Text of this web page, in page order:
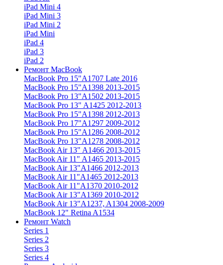
iPad Mini 4
iPad Mini 3
iPad Mini 2
iPad Mini
iPad 4
iPad 3
iPad 2
Ремонт MacBook
MacBook Pro 15"A1707 Late 2016
MacBook Pro 15"A1398 2013-2015
MacBook Pro 13"A1502 2013-2015
MacBook Pro 13" A1425 2012-2013
MacBook Pro 15"A1398 2012-2013
MacBook Pro 17"A1297 2009-2012
MacBook Pro 15"A1286 2008-2012
MacBook Pro 13"A1278 2008-2012
MacBook Air 13" A1466 2013-2015
MacBook Air 11" A1465 2013-2015
MacBook Air 13"A1466 2012-2013
MacBook Air 11"A1465 2012-2013
MacBook Air 11"A1370 2010-2012
MacBook Air 13"A1369 2010-2012
MacBook Air 13"A1237, A1304 2008-2009
MacBook 12" Retina A1534
Ремонт Watch
Series 1
Series 2
Series 3
Series 4